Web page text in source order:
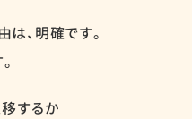
、明確です。
するか